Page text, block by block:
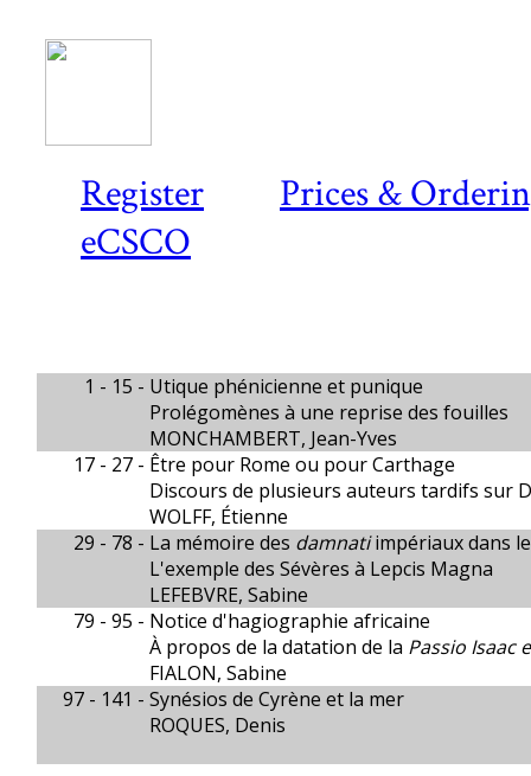
Register
Prices &
eCSCO
1 - 15 - Utique phénicienne et punique
Prolégomènes à une reprise des fouilles
MONCHAMBERT, Jean-Yves
17 - 27 - Être pour Rome ou pour Carthage
Discours de plusieurs auteurs tardifs sur
WOLFF, Étienne
29 - 78 - La mémoire des damnatiimpériaux dans
L'exemple des Sévères à Lepcis Magna
LEFEBVRE, Sabine
79 - 95 - Notice d'hagiographie africaine
À propos de la datation de la Passio Isaac
FIALON, Sabine
97 - 141 - Synésios de Cyrène et la mer
ROQUES, Denis